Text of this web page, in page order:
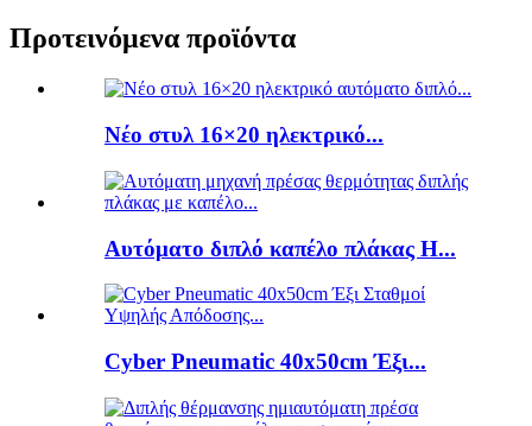
Προτεινόμενα προϊόντα
Νέο στυλ 16×20 ηλεκτρικό...
Αυτόματο διπλό καπέλο πλάκας H...
Cyber ​​Pneumatic 40x50cm Έξι...